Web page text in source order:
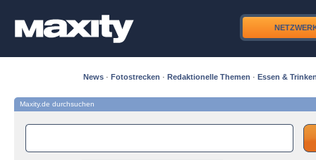
News · Fotostrecken · Redaktionelle Themen · Essen &
Maxity.de durchsuchen